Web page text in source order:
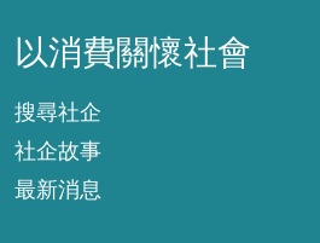
以消費關懷社會
搜尋社企
社企故事
最新消息